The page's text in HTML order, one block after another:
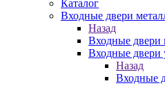
Каталог
Входные двери
Назад
Входные двери
Входные двери
Назад
Входные